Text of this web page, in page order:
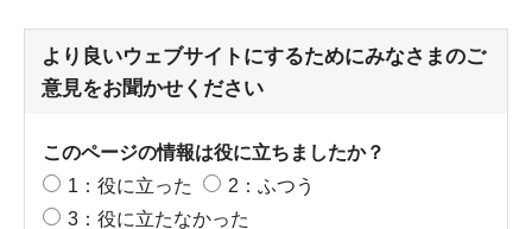
より良いウェブサイトにするためにみなさまのご
意見をお聞かせください
このページの情報は役に立ちましたか？
1：役に立った
2：ふつう
3：役に立たなかった